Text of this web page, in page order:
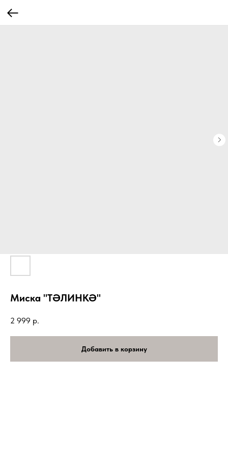
Миска "ТӘЛИНКӘ"
2 999 р.
Добавить в корзину